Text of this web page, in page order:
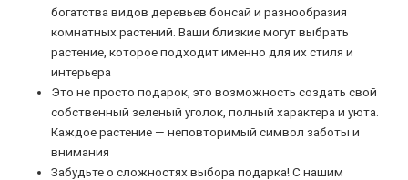
богатства видов деревьев бонсай и разнообразия
комнатных растений. Ваши близкие могут выбрать
растение, которое подходит именно для их стиля и
интерьера
Это не просто подарок, это возможность создать свой
собственный зеленый уголок, полный характера и уюта.
Каждое растение — неповторимый символ заботы и
внимания
Забудьте о сложностях выбора подарка! С нашим